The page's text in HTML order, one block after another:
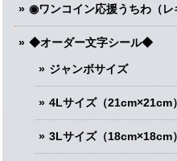
◉ワンコイン応援うちわ（
◆オーダー文字シール◆
ジャンボサイズ
4Lサイズ（21cm×21cm）
3Lサイズ（18cm×18cm）